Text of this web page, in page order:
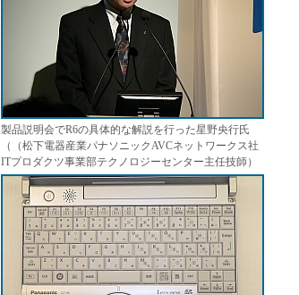
製品説明会でR6の具体的な解説を行った星野央行氏
（（松下電器産業パナソニックAVCネットワークス社
ITプロダクツ事業部テクノロジーセンター主任技師）